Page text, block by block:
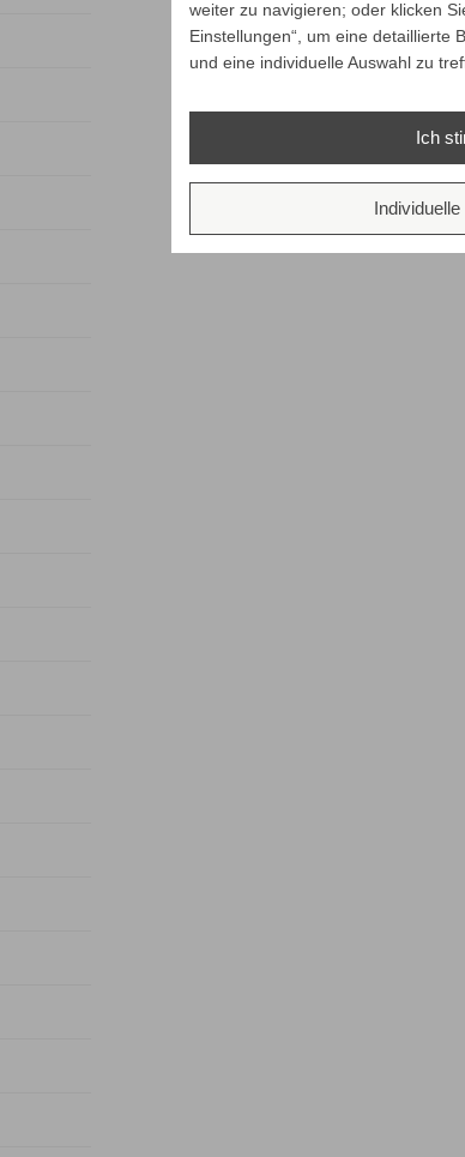
weiter zu navigieren; oder klicken
Einstellungen“, um eine detaillierte
und eine individuelle Auswahl zu
Ich